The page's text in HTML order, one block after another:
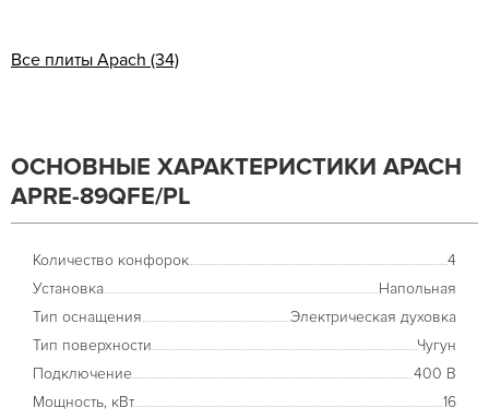
Все плиты Apach (34)
ОСНОВНЫЕ ХАРАКТЕРИСТИКИ APACH
APRE-89QFE/PL
Количество конфорок
4
Установка
Напольная
Тип оснащения
Электрическая духовка
Тип поверхности
Чугун
Подключение
400 В
Мощность, кВт
16